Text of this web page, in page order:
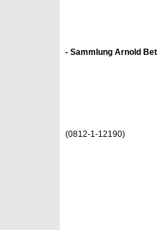
- Sammlung Arnold
(0812-1-12190)